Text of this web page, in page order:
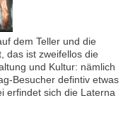
dem Teller und die
das ist zweifellos die
und Kultur: nämlich
Besucher defintiv etwas
erfindet sich die Laterna